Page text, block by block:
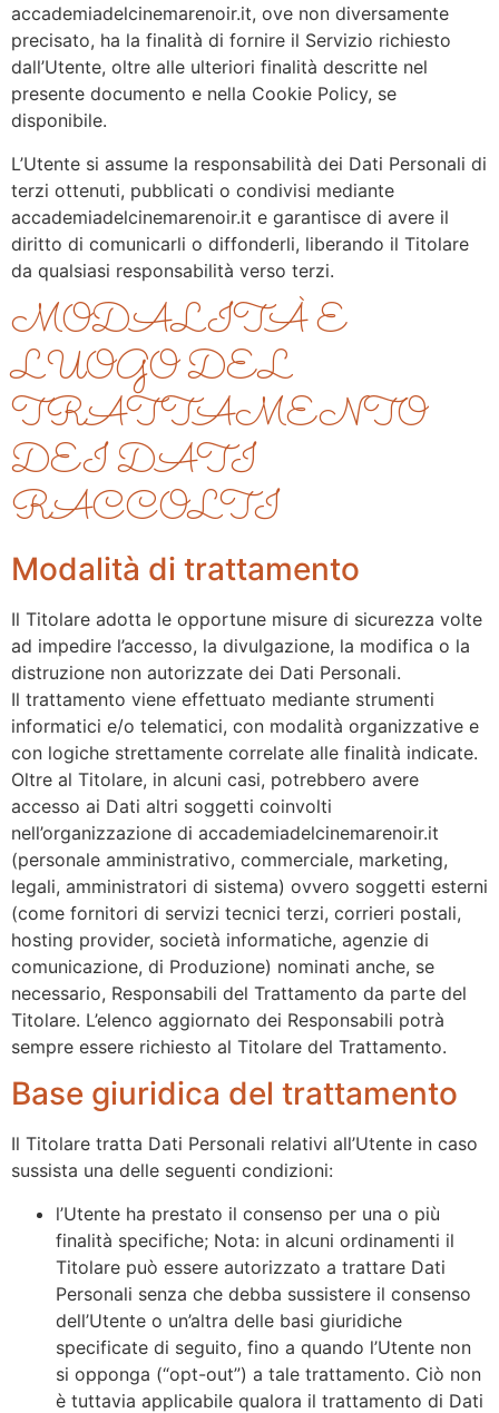
accademiadelcinemarenoir.it, ove non diversamente
precisato, ha la finalità di fornire il Servizio richiesto
dall’Utente, oltre alle ulteriori finalità descritte nel
presente documento e nella Cookie Policy, se
disponibile.
L’Utente si assume la responsabilità dei Dati Personali di
terzi ottenuti, pubblicati o condivisi mediante
accademiadelcinemarenoir.it e garantisce di avere il
diritto di comunicarli o diffonderli, liberando il Titolare
da qualsiasi responsabilità verso terzi.
MODALITÀ E
LUOGO DEL
TRATTAMENTO
DEI DATI
RACCOLTI
Modalità di trattamento
Il Titolare adotta le opportune misure di sicurezza volte
ad impedire l’accesso, la divulgazione, la modifica o la
distruzione non autorizzate dei Dati Personali.
Il trattamento viene effettuato mediante strumenti
informatici e/o telematici, con modalità organizzative e
con logiche strettamente correlate alle finalità indicate.
Oltre al Titolare, in alcuni casi, potrebbero avere
accesso ai Dati altri soggetti coinvolti
nell’organizzazione di accademiadelcinemarenoir.it
(personale amministrativo, commerciale, marketing,
legali, amministratori di sistema) ovvero soggetti esterni
(come fornitori di servizi tecnici terzi, corrieri postali,
hosting provider, società informatiche, agenzie di
comunicazione, di Produzione) nominati anche, se
necessario, Responsabili del Trattamento da parte del
Titolare. L’elenco aggiornato dei Responsabili potrà
sempre essere richiesto al Titolare del Trattamento.
Base giuridica del trattamento
Il Titolare tratta Dati Personali relativi all’Utente in caso
sussista una delle seguenti condizioni:
l’Utente ha prestato il consenso per una o più
finalità specifiche; Nota: in alcuni ordinamenti il
Titolare può essere autorizzato a trattare Dati
Personali senza che debba sussistere il consenso
dell’Utente o un’altra delle basi giuridiche
specificate di seguito, fino a quando l’Utente non
si opponga (“opt-out”) a tale trattamento. Ciò non
è tuttavia applicabile qualora il trattamento di Dati